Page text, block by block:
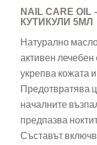
NAIL CARE
КУТИКУЛИ 5МЛ
Натурално
активен
укрепва кожата
Предотвратява
началните
предпазва
Съставът